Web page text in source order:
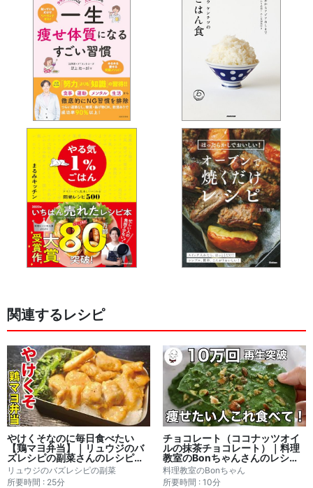
関連するレシピ
やけくそなのに毎日食べたい
【鶏マヨ弁当】｜リュウジのバ
ズレシピの副菜さんのレシピ書
き起こし
リュウジのバズレシピの副菜
所要時間 : 25分
チョコレート（ココナッツオイ
ルの抹茶チョコレート）｜料理
教室のBonちゃんさんのレシピ
書き起こし
料理教室のBonちゃん
所要時間 : 10分